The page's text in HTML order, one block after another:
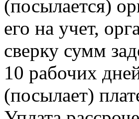
(посылается)
его на учет,
сверку сумм
10 рабочих
(посылает)